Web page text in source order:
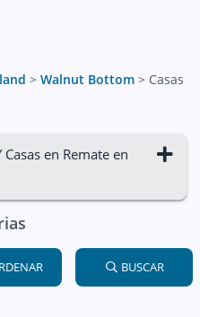
> Walnut Bottom > Casas
en Remate en
BUSCAR